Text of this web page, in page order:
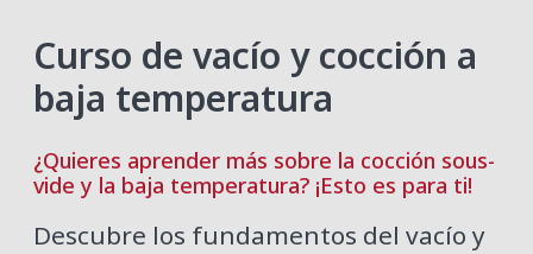
Curso de vacío y cocción a
baja temperatura
¿Quieres aprender más sobre la cocción sous-
vide y la baja temperatura? ¡Esto es para ti!
Descubre los fundamentos del vacío y